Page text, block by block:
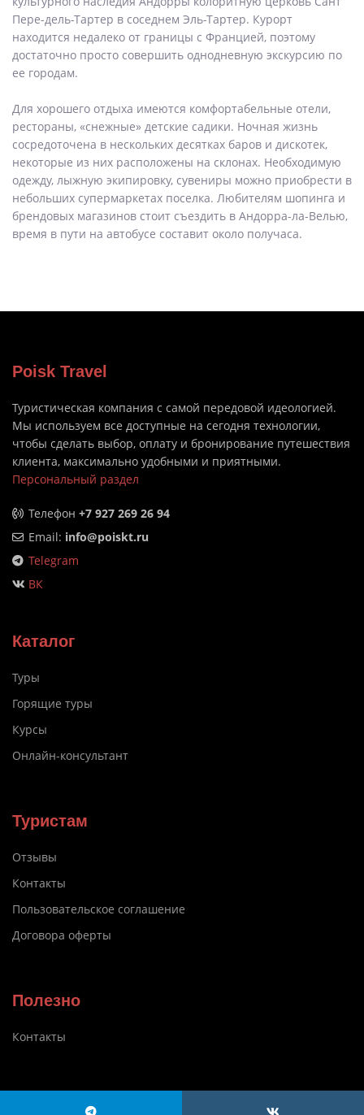
Пере-дель-Тартер в соседнем Эль-Тартер. Курорт
находится недалеко от границы с Францией, поэтому
достаточно просто совершить однодневную экскурсию по
ее городам.
Для хорошего отдыха имеются комфортабельные отели,
рестораны, «снежные» детские садики. Ночная жизнь
сосредоточена в нескольких десятках баров и дискотек,
некоторые из них расположены на склонах. Необходимую
одежду, лыжную экипировку, сувениры можно приобрести в
небольших супермаркетах поселка. Любителям шопинга и
брендовых магазинов стоит съездить в Андорра-ла-Велью,
время в пути на автобусе составит около получаса.
Poisk Travel
Туристическая компания с самой передовой идеологией.
Мы используем все доступные на сегодня технологии,
чтобы сделать выбор, оплату и бронирование путешествия
клиента, максимально удобными и приятными.
Персональный раздел
Телефон +7 927 269 26 94
Email: info@poiskt.ru
Telegram
ВК
Каталог
Туры
Горящие туры
Курсы
Онлайн-консультант
Туристам
Отзывы
Контакты
Пользовательское соглашение
Договора оферты
Полезно
Контакты